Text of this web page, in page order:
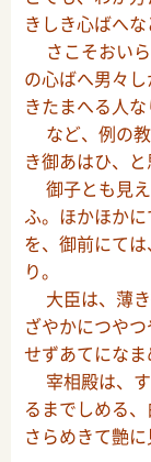
きしき心ばへな
さこそおいら
の心ばへ男々
きたまへる人な
など、例の教
き御あはひ、と
御子とも見え
ふ。ほかほか
を、御前にて
り。
大臣は、薄き
ざやかにつや
せずあてになま
宰相殿は、す
るまでしめる
さらめきて艶に